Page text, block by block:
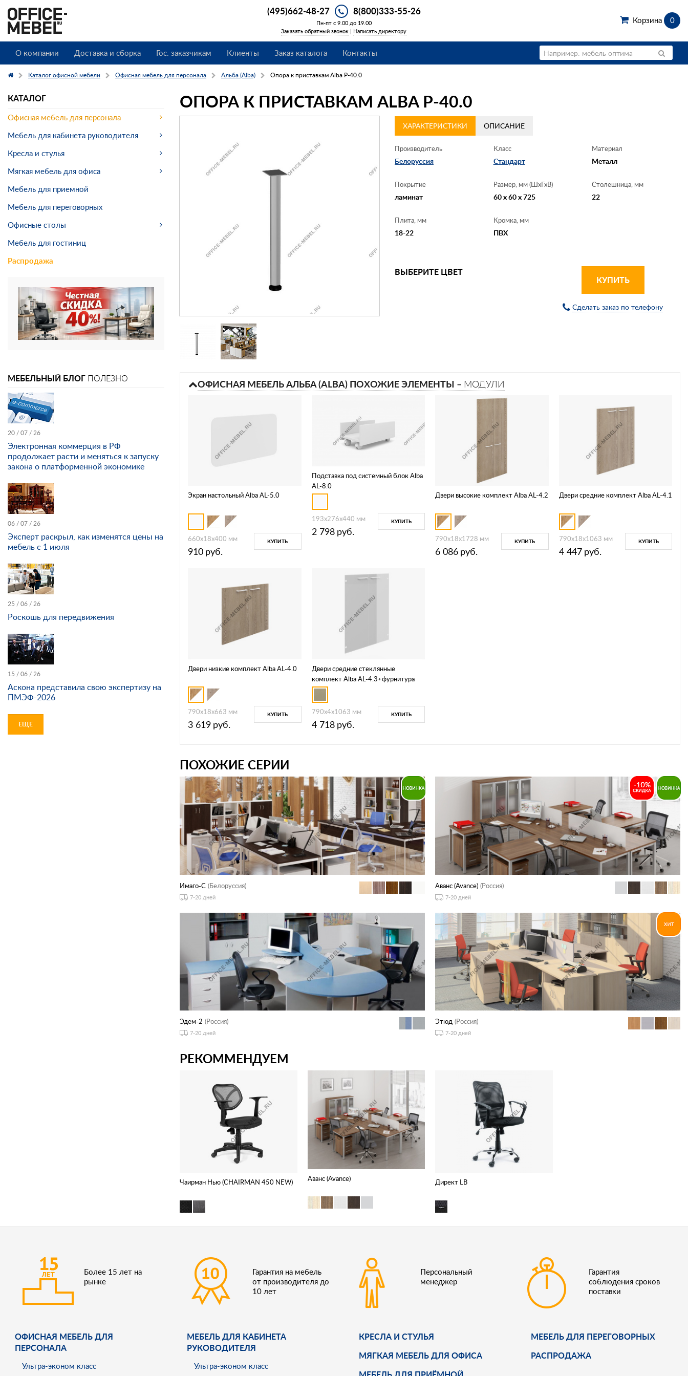
(495)662-48-27 8(800)333-55-26
Пн-пт с 9.00 до 19.00
Заказать обратный звонок | Написать директору
Корзина 0
О компании Доставка и сборка Гос. заказчикам Клиенты Заказ каталога Контакты
Каталог офисной мебели Офисная мебель для персонала Альба (Alba) Опора к приставкам Alba Р-40.0
ОПОРА К ПРИСТАВКАМ ALBA Р-40.0
ХАРАКТЕРИСТИКИ ОПИСАНИЕ
Производитель
Белоруссия
Класс
Стандарт
Материал
Металл
Покрытие
ламинат
Размер, мм (ШхГхВ)
60 x 60 x 725
Столешница, мм
22
Плита, мм
18-22
Кромка, мм
ПВХ
ВЫБЕРИТЕ ЦВЕТ
КУПИТЬ
Сделать заказ по телефону
ОФИСНАЯ МЕБЕЛЬ АЛЬБА (ALBA) ПОХОЖИЕ ЭЛЕМЕНТЫ – МОДУЛИ
Экран настольный Alba AL-5.0
660x18x400 мм
910 руб.
КУПИТЬ
Подставка под системный блок Alba
AL-8.0
193x276x440 мм
2 798 руб.
КУПИТЬ
Двери высокие комплект Alba AL-4.2
790x18x1728 мм
6 086 руб.
КУПИТЬ
Двери средние комплект Alba AL-4.1
790x18x1063 мм
4 447 руб.
КУПИТЬ
Двери низкие комплект Alba AL-4.0
790x18x663 мм
3 619 руб.
КУПИТЬ
Двери средние стеклянные
комплект Alba AL-4.3+фурнитура
790x4x1063 мм
4 718 руб.
КУПИТЬ
ПОХОЖИЕ СЕРИИ
Имаго-С (Белоруссия)
7-20 дней
Аванс (Avance) (Россия)
7-20 дней
Эдем-2 (Россия)
7-20 дней
Этюд (Россия)
7-20 дней
РЕКОММЕНДУЕМ
Чаирман Нью (CHAIRMAN 450 NEW) Аванс (Avance) Директ LB
КАТАЛОГ
Офисная мебель для персонала
Мебель для кабинета руководителя
Кресла и стулья
Мягкая мебель для офиса
Мебель для приемной
Мебель для переговорных
Офисные столы
Мебель для гостиниц
Распродажа
МЕБЕЛЬНЫЙ БЛОГ ПОЛЕЗНО
20 / 07 / 26
Электронная коммерция в РФ
продолжает расти и меняться к запуску
закона о платформенной экономике
06 / 07 / 26
Эксперт раскрыл, как изменятся цены на
мебель с 1 июля
25 / 06 / 26
Роскошь для передвижения
15 / 06 / 26
Аскона представила свою экспертизу на
ПМЭФ-2026
ЕЩЕ
Более 15 лет на
рынке
Гарантия на мебель
от производителя до
10 лет
Персональный
менеджер
Гарантия
соблюдения сроков
поставки
ОФИСНАЯ МЕБЕЛЬ ДЛЯ
ПЕРСОНАЛА
Ультра-эконом класс
МЕБЕЛЬ ДЛЯ КАБИНЕТА
РУКОВОДИТЕЛЯ
Ультра-эконом класс
КРЕСЛА И СТУЛЬЯ
МЯГКАЯ МЕБЕЛЬ ДЛЯ ОФИСА
МЕБЕЛЬ ДЛЯ ПЕРЕГОВОРНЫХ
РАСПРОДАЖА